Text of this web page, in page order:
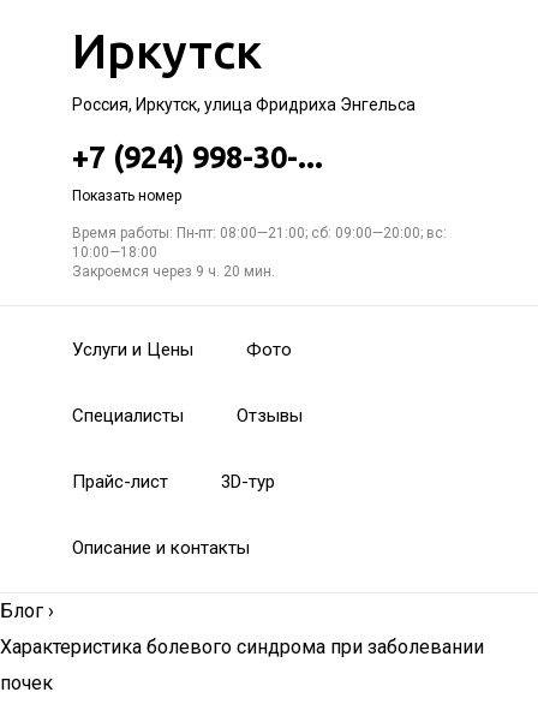
Иркутск
Россия, Иркутск, улица Фридриха Энгельса
+7 (924) 998-30-...
Показать номер
Время работы: Пн-пт: 08:00—21:00; сб: 09:00—20:00; вс:
10:00—18:00
Закроемся через 9 ч. 20 мин.
Услуги и Цены Фото
Специалисты Отзывы
Прайс-лист 3D-тур
Описание и контакты
Блог ›
Характеристика болевого синдрома при заболевании
почек